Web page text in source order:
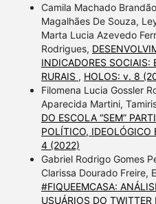
Camila Machado
Magalhães De Souza,
Marta Lucia Azevedo
Rodrigues,
INDICADORES SOCIAIS:
RURAIS , HOLOS: v. 8
Filomena Lucia Gossler
Aparecida Martini,
DO ESCOLA “SEM”
POLÍTICO, IDEOLÓGICO
4 (2022)
Gabriel Rodrigo Gomes
Clarissa Dourado Freire,
#FIQUEEMCASA:
USUÁRIOS DO